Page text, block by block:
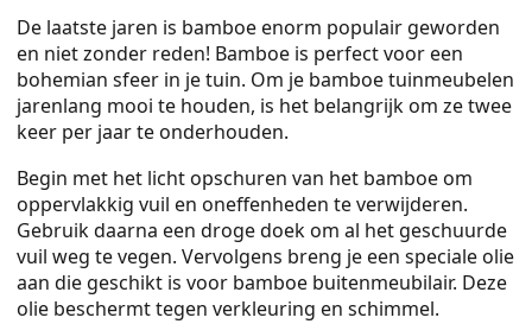
De laatste jaren is bamboe enorm populair geworden
en niet zonder reden! Bamboe is perfect voor een
bohemian sfeer in je tuin. Om je bamboe tuinmeubelen
jarenlang mooi te houden, is het belangrijk om ze twee
keer per jaar te onderhouden.
Begin met het licht opschuren van het bamboe om
oppervlakkig vuil en oneffenheden te verwijderen.
Gebruik daarna een droge doek om al het geschuurde
vuil weg te vegen. Vervolgens breng je een speciale olie
aan die geschikt is voor bamboe buitenmeubilair. Deze
olie beschermt tegen verkleuring en schimmel.